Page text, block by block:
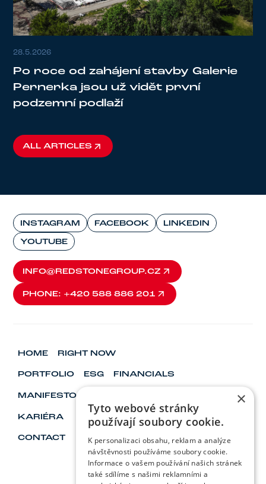
28.5.2026
Po roce od zahájení stavby Galerie
Pernerka jsou už vidět první
podzemní podlaží
ALL ARTICLES
ALL ARTICLES
INSTAGRAM FACEBOOK LINKEDIN
YOUTUBE
INFO@REDSTONEGROUP.CZ
INFO@REDSTONEGROUP.CZ
PHONE: +420 588 886 201
PHONE: +420 588 886 201
HOME RIGHT NOW
PORTFOLIO ESG FINANCIALS
MANIFESTO
KARIÉRA
CONTACT
×
Tyto webové stránky
používají soubory cookie.
K personalizaci obsahu, reklam a analýze
návštěvnosti používáme soubory cookie.
Informace o vašem používání našich stránek
také sdílíme s našimi reklamními a